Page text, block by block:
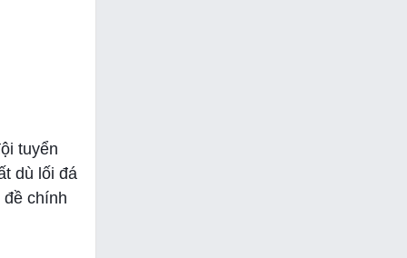
tuyển
dù lối đá
đề chính